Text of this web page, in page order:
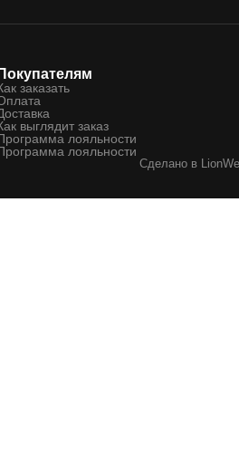
Покупателям
заказать
выглядит заказ
лояльности
лояльности
Сделано в